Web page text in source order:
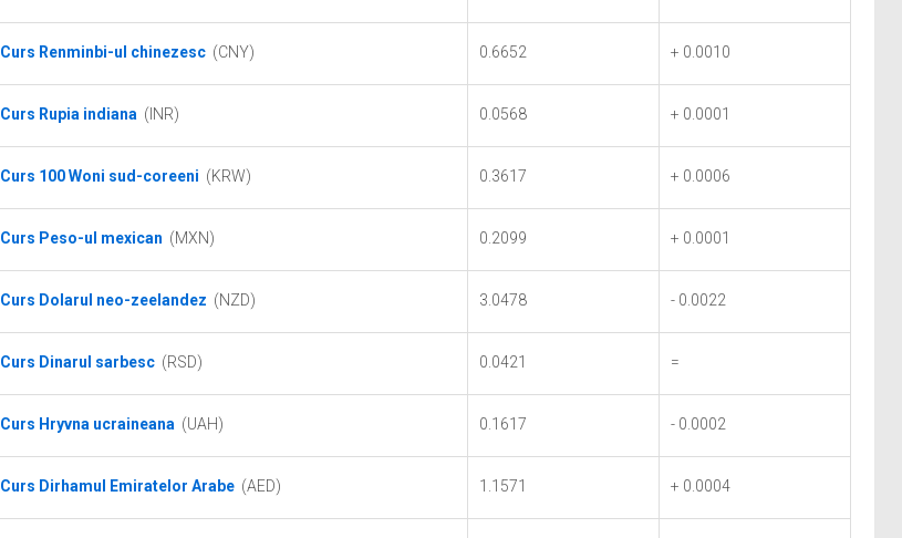
Curs Renminbi-ul chinezesc (CNY) 0.6652 + 0.0010
Curs Rupia indiana (INR) 0.0568 + 0.0001
Curs 100 Woni sud-coreeni (KRW) 0.3617 + 0.0006
Curs Peso-ul mexican (MXN) 0.2099 + 0.0001
Curs Dolarul neo-zeelandez (NZD) 3.0478 - 0.0022
Curs Dinarul sarbesc (RSD) 0.0421 =
Curs Hryvna ucraineana (UAH) 0.1617 - 0.0002
Curs Dirhamul Emiratelor Arabe (AED) 1.1571 + 0.0004